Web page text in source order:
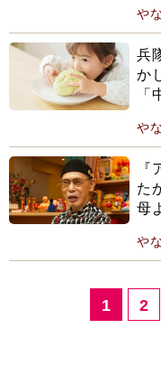
る
や
兵
か
や
た
母
期
や
1 2